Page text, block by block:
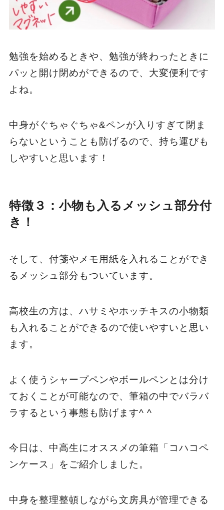
勉強を始めるときや、勉強が終わったときに
パッと開け閉めができるので、大変便利です
よね。
中身がぐちゃぐちゃ&ペンが入りすぎて閉ま
らないということも防げるので、持ち運びも
しやすいと思います！
特徴３：小物も入るメッシュ部分付
き！
そして、付箋やメモ用紙を入れることができ
るメッシュ部分もついています。
高校生の方は、ハサミやホッチキスの小物類
も入れることができるので使いやすいと思い
ます。
よく使うシャープペンやボールペンとは分け
ておくことが可能なので、筆箱の中でバラバ
ラするという事態も防げます^ ^
今日は、中高生にオススメの筆箱「コハコペ
ンケース」をご紹介しました。
中身を整理整頓しながら文房具が管理できる